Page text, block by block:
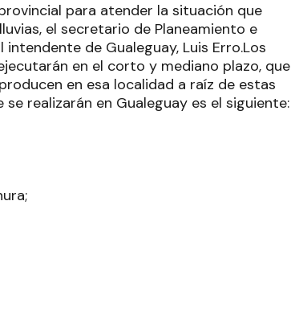
para atender la situación que
el secretario de Planeamiento e
de Gualeguay, Luis Erro.Los
en el corto y mediano plazo, que
en esa localidad a raíz de estas
realizarán en Gualeguay es el siguiente: